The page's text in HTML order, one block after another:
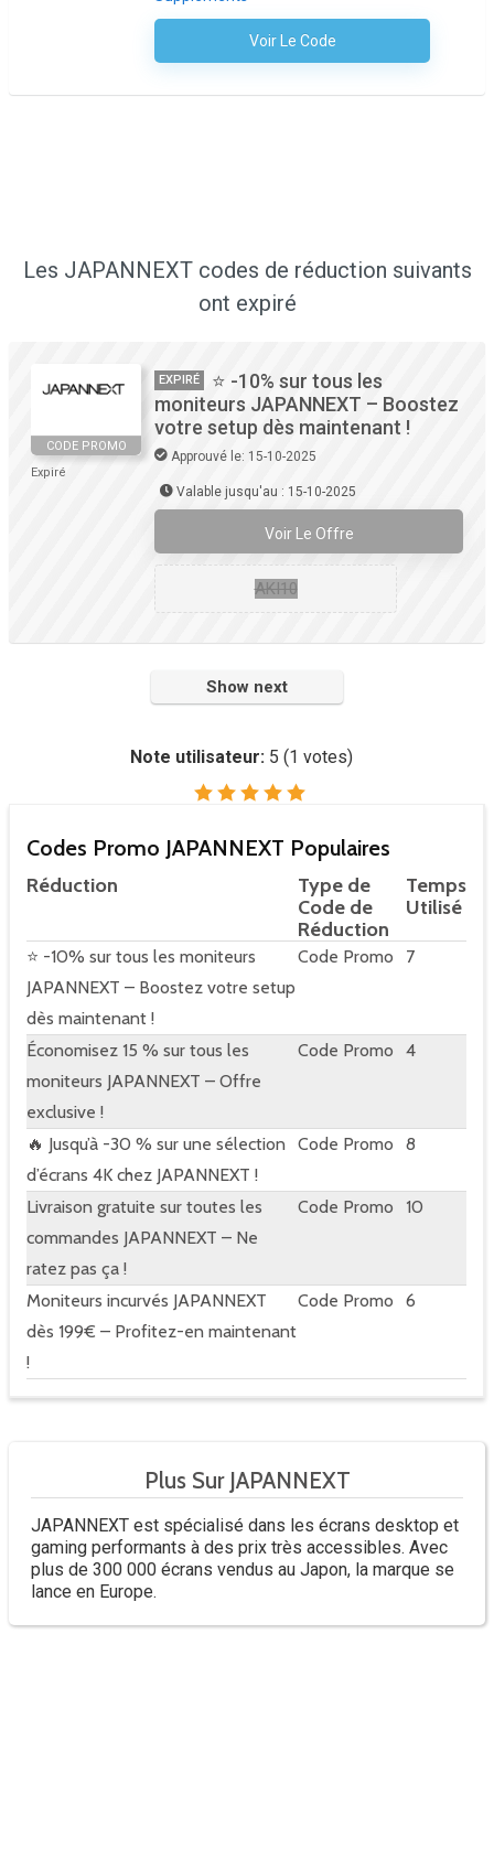
Voir Le Code
Aucun Code N'est Nécessaire
Les JAPANNEXT codes de réduction suivants
ont expiré
CODE PROMO
Expiré
EXPIRÉ
⭐ -10% sur tous les
moniteurs JAPANNEXT – Boostez
votre setup dès maintenant !
Approuvé le: 15-10-2025
Valable jusqu'au : 15-10-2025
Voir Le Offre
AKI10
Show next
Note utilisateur: 5 (1 votes)
Codes Promo JAPANNEXT Populaires
Réduction
Type de
Code de
Réduction
Temps
Utilisé
⭐ -10% sur tous les moniteurs
JAPANNEXT – Boostez votre setup
dès maintenant !
Code Promo 7
Économisez 15 % sur tous les
moniteurs JAPANNEXT – Offre
exclusive !
Code Promo 4
🔥 Jusqu’à -30 % sur une sélection
d’écrans 4K chez JAPANNEXT !
Code Promo 8
Livraison gratuite sur toutes les
commandes JAPANNEXT – Ne
ratez pas ça !
Code Promo 10
Moniteurs incurvés JAPANNEXT
dès 199€ – Profitez-en maintenant
!
Code Promo 6
Plus Sur JAPANNEXT
JAPANNEXT est spécialisé dans les écrans desktop et
gaming performants à des prix très accessibles. Avec
plus de 300 000 écrans vendus au Japon, la marque se
lance en Europe.